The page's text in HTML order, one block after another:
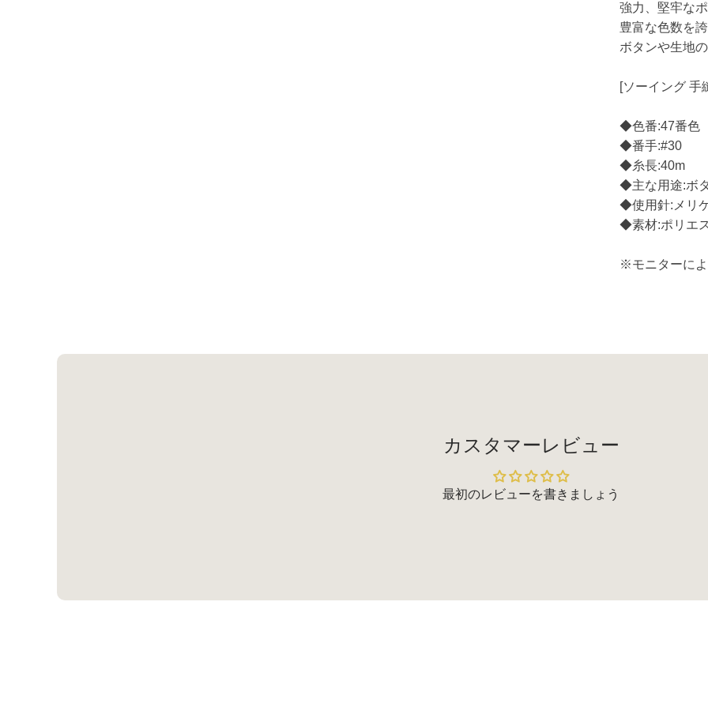
強力、堅牢な
豊富な色数を
ボタンや生地
[ソーイング
◆色番:47番色
◆番手:#30
◆糸長:40m
◆主な用途:ボ
◆使用針:メリ
◆素材:ポリエ
※モニターに
カスタマーレビュー
最初のレビューを書きましょう